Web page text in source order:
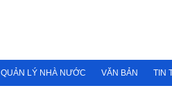
QUẢN LÝ NHÀ NƯỚC VĂN BẢN TIN